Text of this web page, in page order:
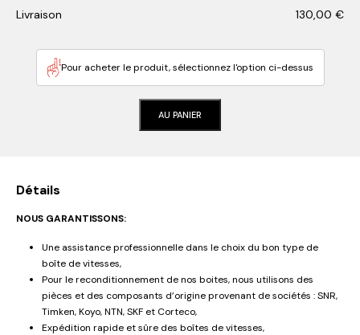
Livraison 130,00 €
Pour acheter le produit, sélectionnez l'option ci-dessus
AU PANIER
Détails
NOUS GARANTISSONS:
Une assistance professionnelle dans le choix du bon type de
boîte de vitesses,
Pour le reconditionnement de nos boites, nous utilisons des
pièces et des composants d’origine provenant de sociétés : SNR,
Timken, Koyo, NTN, SKF et Corteco,
Expédition rapide et sûre des boîtes de vitesses,